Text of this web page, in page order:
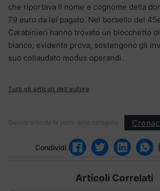
che riportava il nome e cognome della
79 euro da lei pagato. Nel borsello del
Carabinieri hanno trovato un blocchetto
bianco, evidente prova, sostengono gli
suo collaudato modus operandi.
Tutti gli articoli dell'autore
Questo articolo fa parte delle categorie:
Condividi
Articoli Correlati